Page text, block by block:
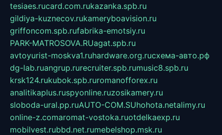
tesiaes.rucard.com.rukazanka.spb.ru
gildiya-kuznecov.rukameryboavision.ru
griffoncom.spb.rufabrika-emotsiy.ru
PARK-MATROSOVA.RUagat.spb.ru
avtoyurist-moskva1.ruhardware.org.ruсхема-авто.рф
dg-lab.ruangrup.rurecruiter.spb.rumusic8.spb.ru
krsk124.rukubok.spb.ruromanofforex.ru
analitikaplus.ruspyonline.ruzosikamery.ru
sloboda-ural.pp.ruAUTO-COM.SUhohota.netalimy.ru
online-z.comaromat-vostoka.ruotdelkaexp.ru
mobilvest.rubbd.net.rumebelshop.msk.ru